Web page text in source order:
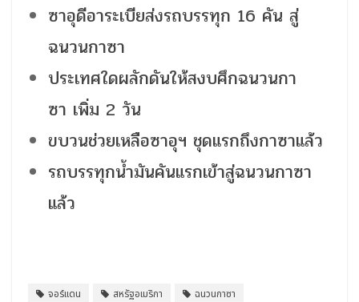
ซาอุดีอาระเบียส่งรถบรรทุก 16 คัน สู่
ฉนวนกาซา
ประเทศใดผลักดันให้สงบศึกฉนวนกา
ซา เพิ่ม 2 วัน
ขบวนช่วยเหลือซาอุฯ ชุดแรกถึงกาซาแล้ว
รถบรรทุกน้ำมันคันแรกเข้าสู่ฉนวนกาซา
แล้ว
จอร์แดน สหรัฐอเมริกา
ฉนวนกาซา